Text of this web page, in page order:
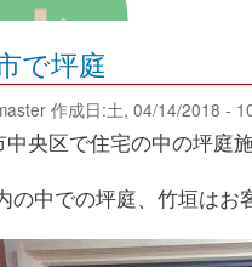
で坪庭
作成日:土, 04/14/2018 -
中央区で住宅の中の坪庭
中での坪庭、竹垣はお